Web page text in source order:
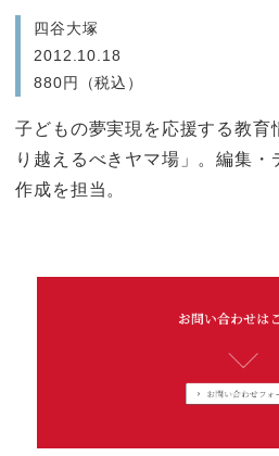
四谷大塚
2012.10.18
880円（税込）
子どもの夢実現を応援する教育
り越えるべきヤマ場」。編集・
作成を担当。